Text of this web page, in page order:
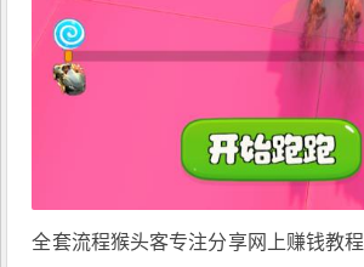
全套流程猴头客专注分享网上赚钱教程